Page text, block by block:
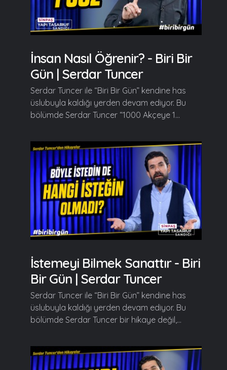
İnsan Nasıl Öğrenir? - Biri Bir
Gün | Serdar Tuncer
Serdar Tuncer ile “Biri Bir Gün” kendine has
üslubuyla kaldığı yerden devam ediyor. Bu
bölümde Serdar Tuncer “1000 Akçeye 1...
İstemeyi Bilmek Sanattır - Biri
Bir Gün | Serdar Tuncer
Serdar Tuncer ile “Biri Bir Gün” kendine has
üslubuyla kaldığı yerden devam ediyor. Bu
bölümde Serdar Tuncer bir hikaye değil,...